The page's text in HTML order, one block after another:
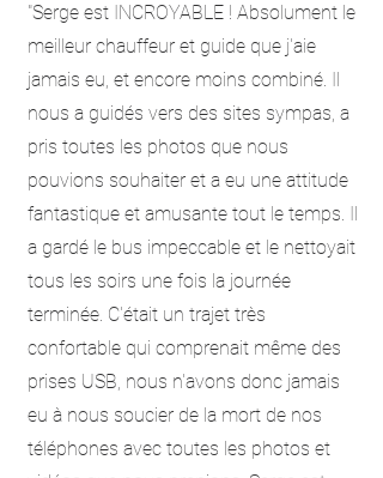
"Serge est INCROYABLE ! Absolument le
meilleur chauffeur et guide que j'aie
jamais eu, et encore moins combiné. Il
nous a guidés vers des sites sympas, a
pris toutes les photos que nous
pouvions souhaiter et a eu une attitude
fantastique et amusante tout le temps. Il
a gardé le bus impeccable et le nettoyait
tous les soirs une fois la journée
terminée. C'était un trajet très
confortable qui comprenait même des
prises USB, nous n'avons donc jamais
eu à nous soucier de la mort de nos
téléphones avec toutes les photos et